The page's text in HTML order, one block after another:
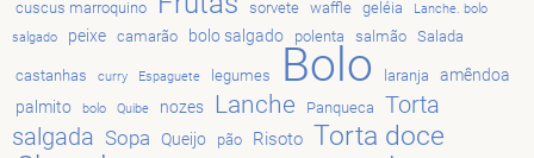
cuscus marroquino
sorvete waffle geléia
Lanche. bolo
salgado
peixe camarão bolo salgado polenta salmão Salada
castanhas curry Espaguete legumes Bolo laranja
amêndoa
palmito
bolo Quibe nozes Lanche Panqueca
Torta
salgada Sopa Queijo pão Risoto Torta doce